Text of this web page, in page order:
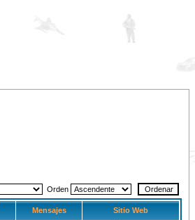
Orden
Mensajes Sitio Web